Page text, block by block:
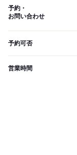
予約・
お問い合わせ
予約可否
営業時間